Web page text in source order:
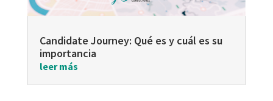
Candidate Journey: Qué es y cuál es su
importancia
leer más